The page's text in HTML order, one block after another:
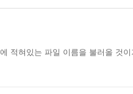
적혀있는 파일 이름을 불러올 것